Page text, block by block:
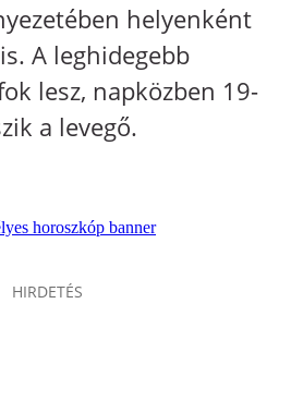
helyenként
A leghidegebb
lesz, napközben 19-
a levegő.